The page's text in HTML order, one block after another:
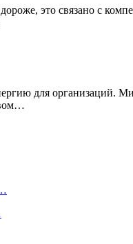
это связано с
для организаций.